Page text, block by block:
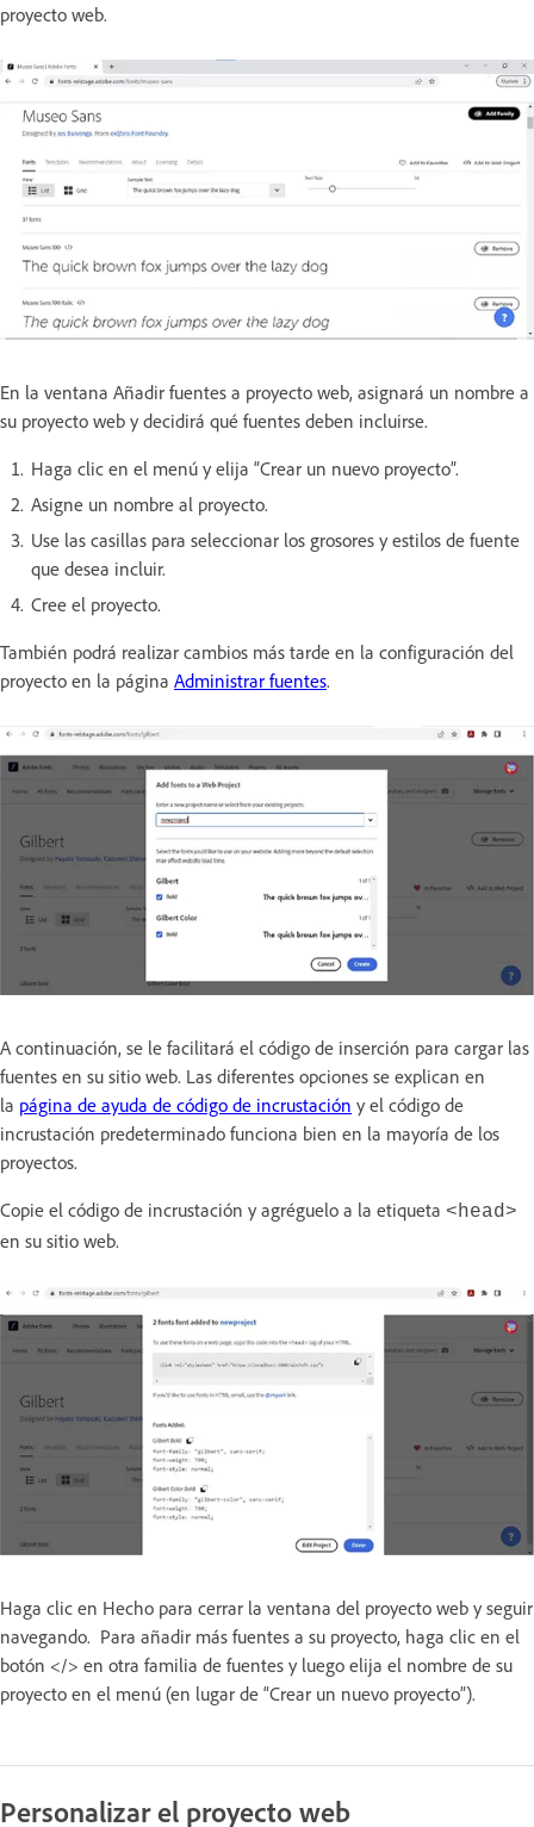
proyecto web.
En la ventana Añadir fuentes a proyecto web, asignará un nombre a
su proyecto web y decidirá qué fuentes deben incluirse.
Haga clic en el menú y elija “Crear un nuevo proyecto”.
Asigne un nombre al proyecto.
Use las casillas para seleccionar los grosores y estilos de fuente
que desea incluir.
Cree el proyecto.
También podrá realizar cambios más tarde en la configuración del
proyecto en la página Administrar fuentes.
A continuación, se le facilitará el código de inserción para cargar las
fuentes en su sitio web. Las diferentes opciones se explican en
la página de ayuda de código de incrustación y el código de
incrustación predeterminado funciona bien en la mayoría de los
proyectos.
Copie el código de incrustación y agréguelo a la etiqueta <head>
en su sitio web.
Haga clic en Hecho para cerrar la ventana del proyecto web y seguir
navegando. Para añadir más fuentes a su proyecto, haga clic en el
botón </> en otra familia de fuentes y luego elija el nombre de su
proyecto en el menú (en lugar de “Crear un nuevo proyecto”).
Personalizar el proyecto web